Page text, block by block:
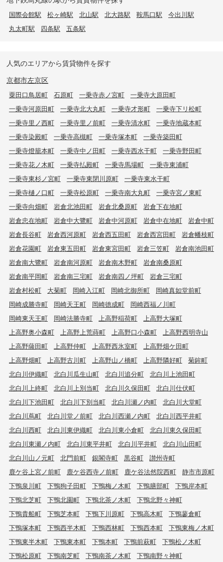
国際会館駅 松ヶ崎駅 北山駅 北大路駅 鞍馬口駅
今出川駅
丸太町駅
四条駅 五条駅
人気のエリアから賃貸物件を探す
京都市左京区
粟田口鳥居町 石原町 一乗寺赤ノ宮町
一乗寺大原田町
一乗寺河原田町
一乗寺北大丸町 一乗寺才形町
一乗寺下リ松町
一乗寺里ノ西町
一乗寺里ノ前町 一乗寺清水町
一乗寺地蔵本町
一乗寺染殿町
一乗寺高槻町 一乗寺塚本町
一乗寺築田町
一乗寺燈籠本町
一乗寺中ノ田町 一乗寺西水干町
一乗寺野田町
一乗寺花ノ木町
一乗寺払殿町 一乗寺馬場町
一乗寺東浦町
一乗寺東杉ノ宮町
一乗寺東閉川原町
一乗寺東水干町
一乗寺樋ノ口町
一乗寺松原町 一乗寺南大丸町
一乗寺宮ノ東町
一乗寺向畑町
岩倉北池田町 岩倉北桑原町
岩倉下在地町
岩倉忠在地町
岩倉中大鷺町 岩倉中河原町 岩倉中在地町
岩倉中町
岩倉長谷町
岩倉西河原町 岩倉西五田町 岩倉西宮田町
岩倉幡枝町
岩倉花園町
岩倉東五田町 岩倉東宮田町 岩倉三笠町
岩倉南池田町
岩倉南大鷺町
岩倉南河原町 岩倉南木野町
岩倉南桑原町
岩倉南平岡町
岩倉南三宅町 岩倉南四ノ坪町
岩倉三宅町
岩倉村松町
大菊町 岡崎入江町 岡崎北御所町
岡崎真如堂前町
岡崎成勝寺町
岡崎天王町 岡崎徳成町
岡崎西福ノ川町
岡崎東天王町
岡崎法勝寺町 上高野稲荷町
上高野大塚町
上高野奥小森町
上高野上荒蒔町 上高野口小森町
上高野西明寺山
上高野薩田町
上高野仲町 上高野西氷室町
上高野畑ケ田町
上高野畑町
上高野古川町 上高野山ノ橋町 上高野隣好町
菊鉾町
北白川伊織町
北白川瓜生山町 北白川追分町
北白川上池田町
北白川上終町
北白川上別当町 北白川久保田町
北白川仕伏町
北白川下池田町
北白川下別当町 北白川瀬ノ内町
北白川大堂町
北白川蔦町
北白川堂ノ前町 北白川西瀬ノ内町
北白川西平井町
北白川西町
北白川東伊織町 北白川東小倉町
北白川東久保田町
北白川東瀬ノ内町
北白川東平井町 北白川平井町
北白川山田町
北白川山ノ元町
北門前町 銀閣寺町 黒谷町
讃州寺町
鹿ケ谷上宮ノ前町
鹿ケ谷西寺ノ前町 鹿ケ谷法然院西町
静市市原町
下鴨泉川町
下鴨狗子田町 下鴨梅ノ木町 下鴨膳部町
下鴨岸本町
下鴨北芝町
下鴨北園町 下鴨北茶ノ木町
下鴨北野々神町
下鴨貴船町
下鴨芝本町 下鴨下川原町 下鴨高木町
下鴨蓼倉町
下鴨塚本町
下鴨西半木町 下鴨西林町 下鴨西本町
下鴨東梅ノ木町
下鴨東半木町
下鴨東本町 下鴨本町 下鴨前萩町
下鴨松ノ木町
下鴨松原町
下鴨南芝町 下鴨南茶ノ木町 下鴨南野々神町